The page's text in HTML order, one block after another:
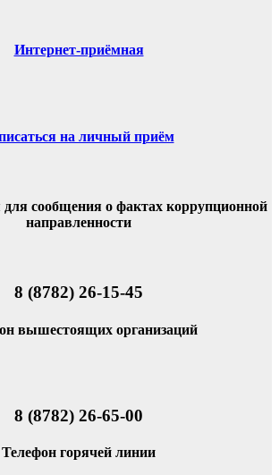
Интернет-приёмная
на личный приём
для сообщения о фактах коррупционной
направленности
8 (8782) 26-15-45
вышестоящих организаций
8 (8782) 26-65-00
Телефон горячей линии